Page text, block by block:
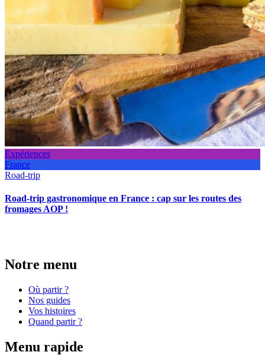
Expériences
France
Road-trip
Road-trip gastronomique en France : cap sur les routes des
fromages AOP !
Notre menu
Où partir ?
Nos guides
Vos histoires
Quand partir ?
Menu rapide